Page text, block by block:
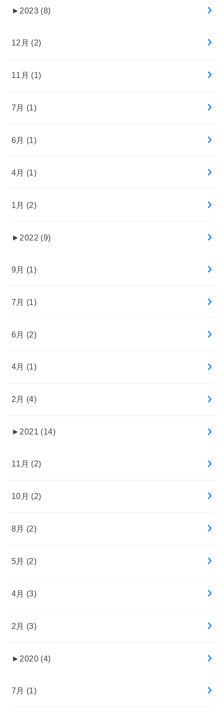
► 2023 (8)
12月 (2)
11月 (1)
7月 (1)
6月 (1)
4月 (1)
1月 (2)
► 2022 (9)
9月 (1)
7月 (1)
6月 (2)
4月 (1)
2月 (4)
► 2021 (14)
11月 (2)
10月 (2)
8月 (2)
5月 (2)
4月 (3)
2月 (3)
► 2020 (4)
7月 (1)